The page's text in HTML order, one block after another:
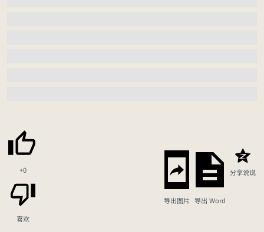
+0
喜欢
导出图片 导出 Word
分享说说